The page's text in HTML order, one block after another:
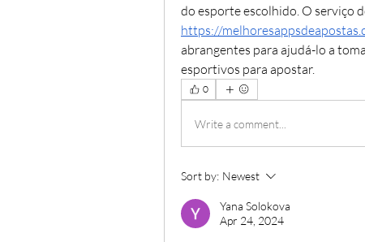
https://
abrangentes para ajudá-lo a
esportivos para apostar.
0
Write a comment...
Sort by: Newest
Yana Solokova
Apr 24, 2024